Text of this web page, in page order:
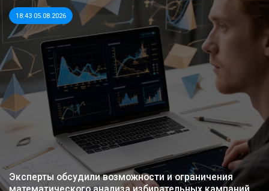
18:43 05.08.2026
Эксперты обсудили возможности и ограничения